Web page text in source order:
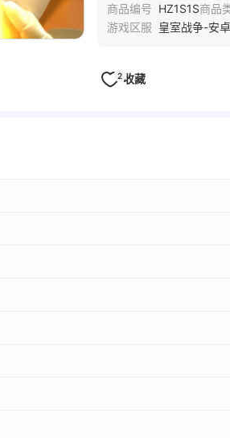
商品编号 HZ1S1S商品
游戏区服 皇室战争-安
2收藏